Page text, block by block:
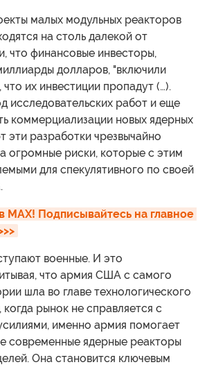
малых модульных реакторов
на столь далекой от
что финансовые инвесторы,
долларов, "включили
их инвестиции пропадут (…).
исследовательских работ и еще
коммерциализации новых ядерных
эти разработки чрезвычайно
огромные риски, которые с этим
для спекулятивного по своей
Подписывайтесь на главное
военные. И это
что армия США с самого
шла во главе технологического
когда рынок не справляется с
именно армия помогает
современные ядерные реакторы
Она становится ключевым